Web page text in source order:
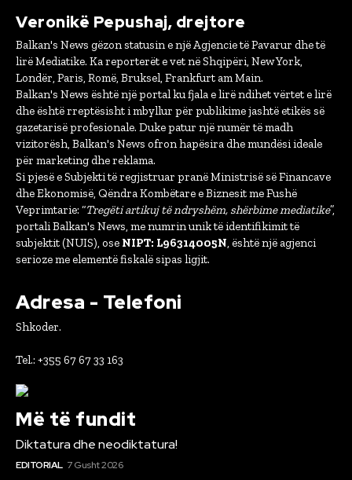
Veronikë Pepushaj, drejtore
Balkan's News gëzon statusin e një Agjencie të Pavarur dhe të
lirë Mediatike. Ka reporterët e vet në Shqipëri, New York,
Londër, Paris, Romë, Bruksel, Frankfurt am Main.
Balkan's News është një portal ku fjala e lirë ndihet vërtet e lirë
dhe është rreptësisht i mbyllur për publikime jashtë etikës së
gazetarisë profesionale. Duke patur një numër të madh
vizitorësh, Balkan's News ofron hapësira dhe mundësi ideale
për marketing dhe reklama.
Si pjesë e Subjekti të regjistruar pranë Ministrisë së Financave
dhe Ekonomisë, Qëndra Kombëtare e Biznesit me Fushë
Veprimtarie: “Tregëti artikuj të ndryshëm, shërbime mediatike”,
portali Balkan's News, me numrin unik të identifikimit të
subjektit (NUIS), ose NIPT: L96314005N, është një agjenci
serioze me elementë fiskalë sipas ligjit.
Adresa - Telefoni
Shkoder.
Tel.: +355 67 67 33 163
Më të fundit
Diktatura dhe neodiktatura!
EDITORIAL 7 Gusht 2026